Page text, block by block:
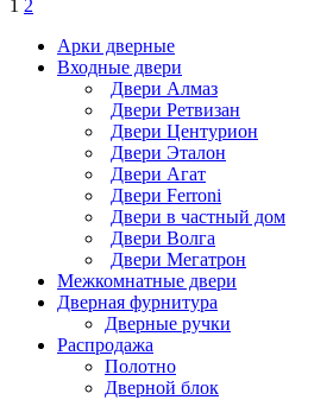
1 2
Арки дверные
Входные двери
Двери Алмаз
Двери Ретвизан
Двери Центурион
Двери Эталон
Двери Агат
Двери Ferroni
Двери в частный дом
Двери Волга
Двери Мегатрон
Межкомнатные двери
Дверная фурнитура
Дверные ручки
Распродажа
Полотно
Дверной блок